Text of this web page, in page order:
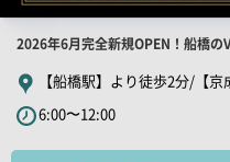
店
舗
PR
キ
ャ
2026年6月完全新規OPEN！船橋
【船橋駅】より徒歩2分/【
6:00〜12:00